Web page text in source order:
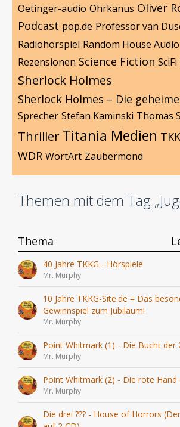
Oetinger-audio Ohrkanus Oliver
Podcast pop.de Professor van
Radiohörspiel Random House Audio
Rezensionen Science Fiction SciFi
Sherlock Holmes
Sherlock Holmes – Die
Sprecher Stefan Kaminski Thomas
Thriller Titania Medien
WDR WortArt Zaubermond
Themen mit dem Tag
Thema
40 Jahre TKKG - Hörspiele
Mr. Murphy
10 Jahre TKKG-Site.de = Das
Gewinnspiel zum Jubiläum!
Mr. Murphy
Point Whitmark (1) - Die Bucht der
Mr. Murphy
Point Whitmark (2) - Die rote Hand
Mr. Murphy
Die drei ??? - House of Horrors